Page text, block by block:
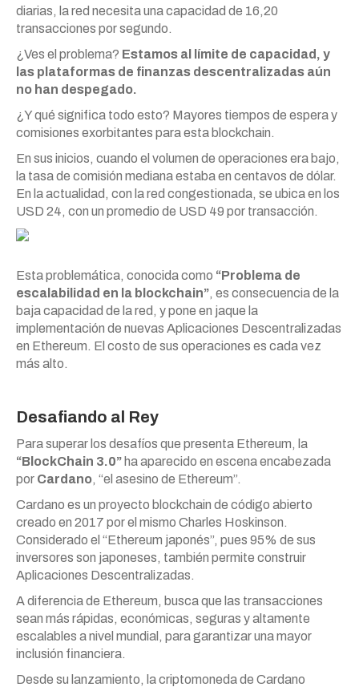
diarias, la red necesita una capacidad de 16,20
transacciones por segundo.
¿Ves el problema? Estamos al límite de capacidad, y
las plataformas de finanzas descentralizadas aún
no han despegado.
¿Y qué significa todo esto? Mayores tiempos de espera y
comisiones exorbitantes para esta blockchain.
En sus inicios, cuando el volumen de operaciones era bajo,
la tasa de comisión mediana estaba en centavos de dólar.
En la actualidad, con la red congestionada, se ubica en los
USD 24, con un promedio de USD 49 por transacción.
Esta problemática, conocida como “Problema de
escalabilidad en la blockchain”, es consecuencia de la
baja capacidad de la red, y pone en jaque la
implementación de nuevas Aplicaciones Descentralizadas
en Ethereum. El costo de sus operaciones es cada vez
más alto.
Desafiando al Rey
Para superar los desafíos que presenta Ethereum, la
“BlockChain 3.0” ha aparecido en escena encabezada
por Cardano, “el asesino de Ethereum”.
Cardano es un proyecto blockchain de código abierto
creado en 2017 por el mismo Charles Hoskinson.
Considerado el “Ethereum japonés”, pues 95% de sus
inversores son japoneses, también permite construir
Aplicaciones Descentralizadas.
A diferencia de Ethereum, busca que las transacciones
sean más rápidas, económicas, seguras y altamente
escalables a nivel mundial, para garantizar una mayor
inclusión financiera.
Desde su lanzamiento, la criptomoneda de Cardano